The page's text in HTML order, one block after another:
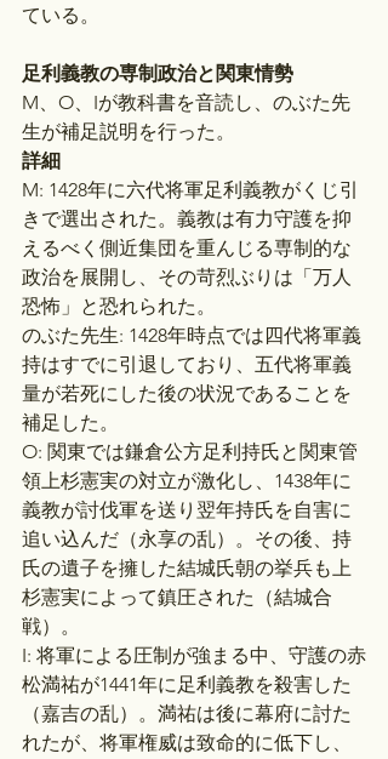
ている。
足利義教の専制政治と関東情勢
M、O、Iが教科書を音読し、のぶた先
生が補足説明を行った。
詳細
M: 1428年に六代将軍足利義教がくじ引
きで選出された。義教は有力守護を抑
えるべく側近集団を重んじる専制的な
政治を展開し、その苛烈ぶりは「万人
恐怖」と恐れられた。
のぶた先生: 1428年時点では四代将軍義
持はすでに引退しており、五代将軍義
量が若死にした後の状況であることを
補足した。
O: 関東では鎌倉公方足利持氏と関東管
領上杉憲実の対立が激化し、1438年に
義教が討伐軍を送り翌年持氏を自害に
追い込んだ（永享の乱）。その後、持
氏の遺子を擁した結城氏朝の挙兵も上
杉憲実によって鎮圧された（結城合
戦）。
I: 将軍による圧制が強まる中、守護の赤
松満祐が1441年に足利義教を殺害した
（嘉吉の乱）。満祐は後に幕府に討た
れたが、将軍権威は致命的に低下し、